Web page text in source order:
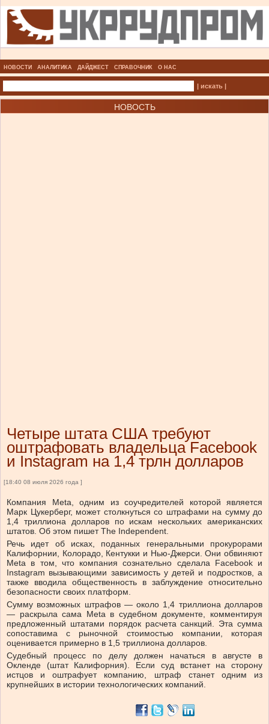
НОВОСТИ АНАЛИТИКА ДАЙДЖЕСТ СПРАВОЧНИК О НАС
| искать |
НОВОСТЬ
Четыре штата США требуют
оштрафовать владельца Facebook
и Instagram на 1,4 трлн долларов
[18:40 08 июля 2026 года ]
Компания Meta, одним из соучредителей которой является
Марк Цукерберг, может столкнуться со штрафами на сумму до
1,4 триллиона долларов по искам нескольких американских
штатов. Об этом пишет The Independent.
Речь идет об исках, поданных генеральными прокурорами
Калифорнии, Колорадо, Кентукки и Нью-Джерси. Они обвиняют
Meta в том, что компания сознательно сделала Facebook и
Instagram вызывающими зависимость у детей и подростков, а
также вводила общественность в заблуждение относительно
безопасности своих платформ.
Сумму возможных штрафов — около 1,4 триллиона долларов
— раскрыла сама Meta в судебном документе, комментируя
предложенный штатами порядок расчета санкций. Эта сумма
сопоставима с рыночной стоимостью компании, которая
оценивается примерно в 1,5 триллиона долларов.
Судебный процесс по делу должен начаться в августе в
Окленде (штат Калифорния). Если суд встанет на сторону
истцов и оштрафует компанию, штраф станет одним из
крупнейших в истории технологических компаний.